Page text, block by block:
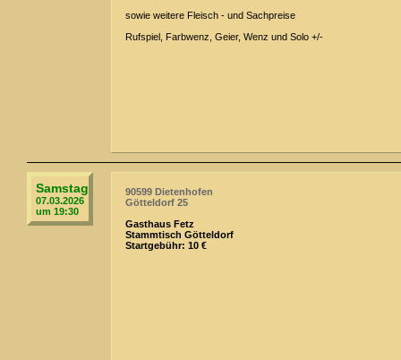
sowie weitere Fleisch - und Sachpreise
Rufspiel, Farbwenz, Geier, Wenz und Solo +/-
Samstag
07.03.2026
um 19:30
90599 Dietenhofen
Götteldorf 25
Gasthaus Fetz
Stammtisch Götteldorf
Startgebühr: 10 €